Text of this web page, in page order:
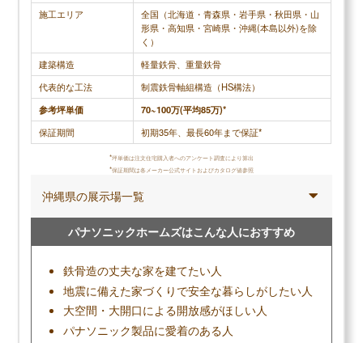
施工エリア
全国（北海道・青森県・岩手県・秋田県・山
形県・高知県・宮崎県・沖縄(本島以外)を除
く）
建築構造
軽量鉄骨、重量鉄骨
代表的な工法
制震鉄骨軸組構造（HS構法）
参考坪単価
70~100万(平均85万)*
保証期間
初期35年、最長60年まで保証*
*坪単価は注文住宅購入者へのアンケート調査により算出
*保証期間は各メーカー公式サイトおよびカタログ値参照
沖縄県の展示場一覧
パナソニックホームズはこんな人におすすめ
鉄骨造の丈夫な家を建てたい人
地震に備えた家づくりで安全な暮らしがしたい人
大空間・大開口による開放感がほしい人
パナソニック製品に愛着のある人